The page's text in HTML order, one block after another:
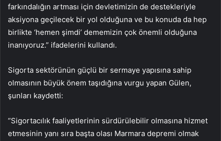
farkındalığın artması için devletimizin de destekleriyle
aksiyona geçilecek bir yol olduğuna ve bu konuda da hep
birlikte ‘hemen şimdi’ dememizin çok önemli olduğuna
inanıyoruz.” ifadelerini kullandı.
Sigorta sektörünün güçlü bir sermaye yapısına sahip
olmasının büyük önem taşıdığına vurgu yapan Gülen,
şunları kaydetti:
“Sigortacılık faaliyetlerinin sürdürülebilir olmasına hizmet
etmesinin yanı sıra başta olası Marmara depremi olmak